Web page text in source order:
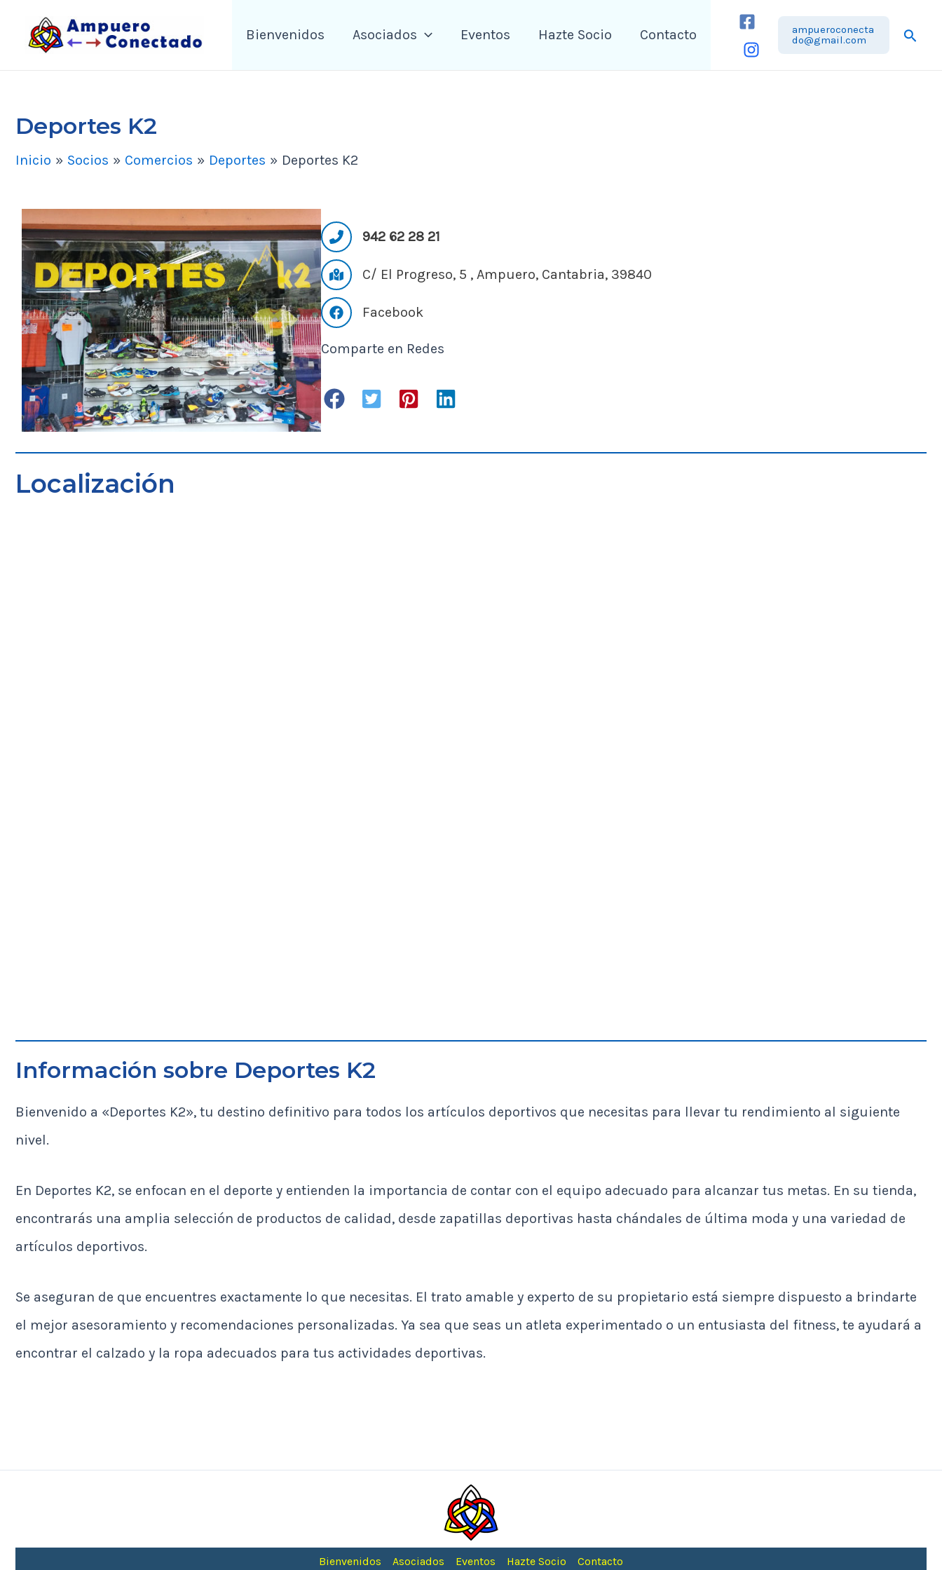
Bienvenidos Asociados Eventos Hazte Socio Contacto
ampueroconecta
do@gmail.com
Deportes K2
Inicio Socios Comercios Deportes Deportes K2
942 62 28 21
C/ El Progreso, 5 , Ampuero, Cantabria, 39840
Facebook
Comparte en Redes
Localización
Información sobre Deportes K2
Bienvenido a «Deportes K2», tu destino definitivo para todos los artículos deportivos que necesitas para llevar tu rendimiento al siguiente
nivel.
En Deportes K2, se enfocan en el deporte y entienden la importancia de contar con el equipo adecuado para alcanzar tus metas. En su tienda,
encontrarás una amplia selección de productos de calidad, desde zapatillas deportivas hasta chándales de última moda y una variedad de
artículos deportivos.
Se aseguran de que encuentres exactamente lo que necesitas. El trato amable y experto de su propietario está siempre dispuesto a brindarte
el mejor asesoramiento y recomendaciones personalizadas. Ya sea que seas un atleta experimentado o un entusiasta del fitness, te ayudará a
encontrar el calzado y la ropa adecuados para tus actividades deportivas.
Bienvenidos Asociados Eventos Hazte Socio Contacto